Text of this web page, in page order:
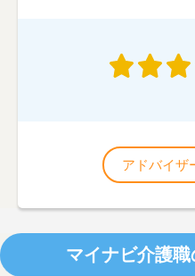
アドバイザ
マイナビ介護